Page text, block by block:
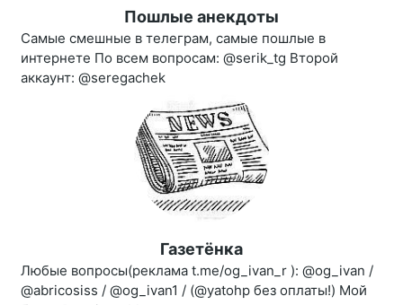
Пошлые анекдоты
Самые смешные в телеграм, самые пошлые в
интернете По всем вопросам: @serik_tg Второй
аккаунт: @seregachek
Газетёнка
Любые вопросы(реклама t.me/og_ivan_r ): @og_ivan /
@abricosiss / @og_ivan1 / (@yatohp без оплаты!) Мой